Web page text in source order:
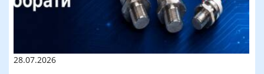
28.07.2026